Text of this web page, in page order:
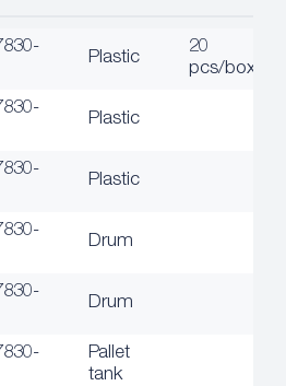
Plastic
20
pcs/box
Plastic
Plastic
Drum
Drum
Pallet
tank